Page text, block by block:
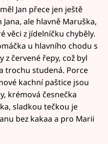
Jan přece jen ještě
ale hlavně Maruška,
věci z jídelníčku chyběly.
u hlavního chodu s
červené řepy, což byl
trochu studená. Porce
kachní paštice jsou
krémová česnečka
sladkou tečkou je
bez kakaa a pro Marii